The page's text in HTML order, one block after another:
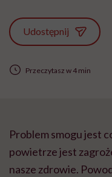
Udostępnij
Przeczytasz w 4 min
Problem smogu jest
powietrze jest
nasze zdrowie.